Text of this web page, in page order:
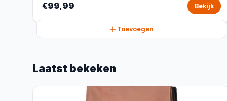
€99,99 Bekijk
Toevoegen
Laatst bekeken